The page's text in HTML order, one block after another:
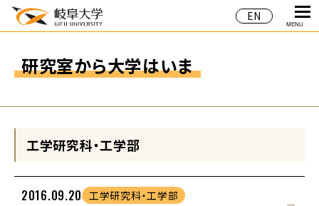
EN
MENU
研究室から大学はいま
工学研究科・工学部
2016.09.20 工学研究科・工学部